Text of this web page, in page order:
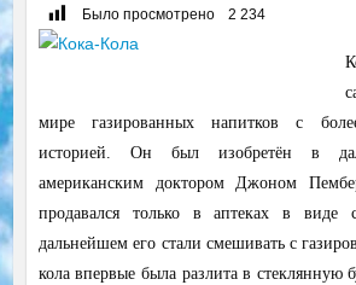
Было просмотрено 2 234
мире газированных напитков с
историей. Он был изобретён в
американским доктором Джоном
продавался только в аптеках в
дальнейшем его стали смешивать с
кола впервые была разлита в стеклянную